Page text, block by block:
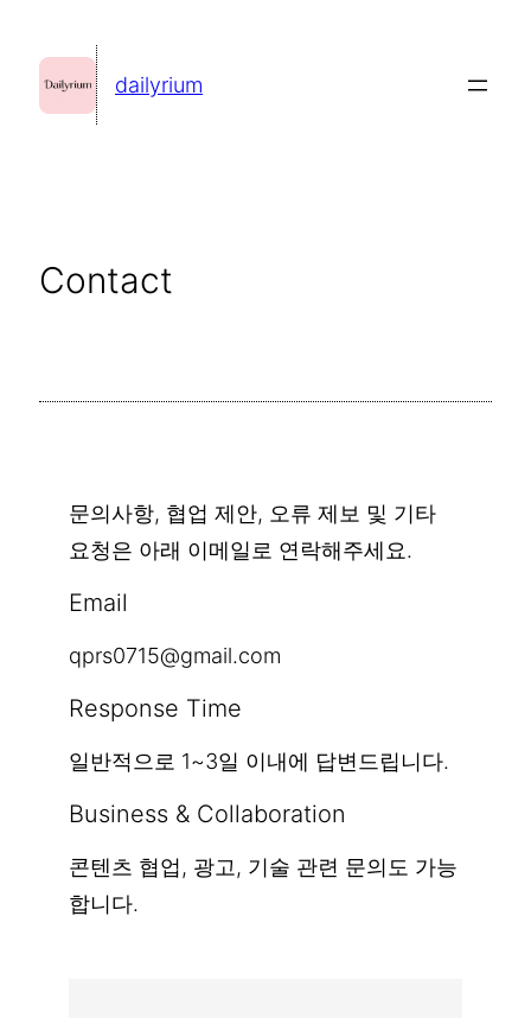
dailyrium
Contact
문의사항, 협업 제안, 오류 제보 및 기타
요청은 아래 이메일로 연락해주세요.
Email
qprs0715@gmail.com
Response Time
일반적으로 1~3일 이내에 답변드립니다.
Business & Collaboration
콘텐츠 협업, 광고, 기술 관련 문의도 가능
합니다.